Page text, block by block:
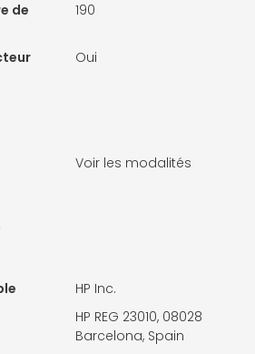
de
190
Oui
Voir les modalités
HP Inc.
HP REG 23010, 08028
Barcelona, Spain